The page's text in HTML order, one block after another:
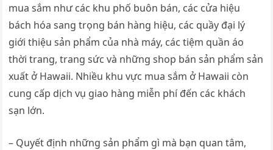
mua sắm như các khu phố buôn bán, các cửa hiệu
bách hóa sang trọng bán hàng hiệu, các quầy đại lý
giới thiệu sản phẩm của nhà máy, các tiệm quần áo
thời trang, trang sức và những shop bán sản phẩm sản
xuất ở Hawaii. Nhiều khu vực mua sắm ở Hawaii còn
cung cấp dịch vụ giao hàng miễn phí đến các khách
sạn lớn.
– Quyết định những sản phẩm gì mà bạn quan tâm,